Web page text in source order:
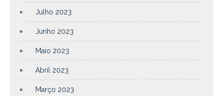
Julho 2023
Junho 2023
Maio 2023
Abril 2023
Março 2023